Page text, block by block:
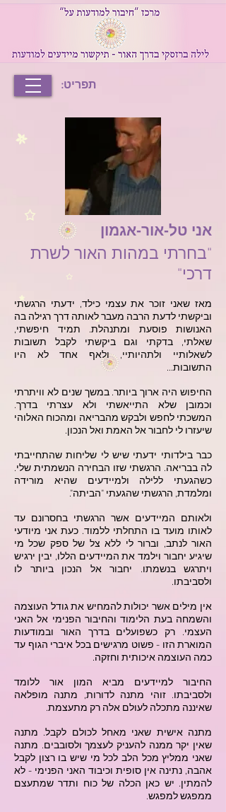
תפריט:
אני טל-אור-אגמון
"בחרתי במהות האור לשרת
דרכי"
מאז שאני זוכר את עצמי כילד, ידעתי הרגשתי
וביקשתי לדעת הרבה מעבר לאותה דרך רגילה בה
האנושות פוסעת ומתנהלת. תמיד חיפשתי,
שאלתי, בדקתי וגם ביקשתי לקבל תשובות
לשאלותיי ולתהיותיי, ולאף אחד לא היו
התשובות...
החיפוש היה ארוך ביותר. במשך שנים לא וויתרתי
וכמובן שלא התייאשתי ולא עצרתי בדרך.
המשכתי לחפש ולבקש מהבריאה ומהכוח האלוהי
שיעזרו לי לחבור אל האמת ואל הנכון.
כבר בילדותי ידעתי שיש לי שליחות שהתחייבתי
לה בבריאה. הרגשתי שזו הבחירה הנשמתית שלי.
כשהגעתי ללילה ולמיידעים שהיא מורידה
ומלמדת, הרגשתי שהגעתי "הביתה".
ולאותם המיידעים אשר הרגשתי בחסרונם עד
לאותו מועד בו התחלתי ללמוד. כעת אני מיודעי
האור לנתב, וברור לי ללא צל של ספק שכל מי
שיגיע יחבור וילמד את המיידעים הללו, יבין ירגיש
ויתרגש בנשמתו. יחבור אל הנכון ביותר לו
ולסביבתו.
אין מילים אשר יכולות להמחיש את גודל העוצמה
והשמחה בעת הלימוד והחיבור הפנימי אל האני
העצמי. רק כשפועלים בדרך האור ובמודעות
המוארת הזו - פשוט מרגישים בכל איברי הגוף עד
כמה העוצמה איכותית וחזקה.
החיבור למיידעים מביא המון אור ללומד
ולסביבתו. זוהי מתנה לדורות, מתנה מופלאה
שאיננה מתכלה לעולם אלה רק מתעצמת.
מתנה אישית שאני מאחל לכולם לקבל. מתנה
שאין יקר ממנה להעניק לעצמך ולסובבים. מתנה
שאני ממליץ מכל הלב לכל מי שיש בו רצון לקבל
אהבה, נתינה אין סופית וכיבוד האני הפנימי - לא
להמתין. יש כאן הכלה של כוח ותדר שמתעצם
ממפגש למפגש.